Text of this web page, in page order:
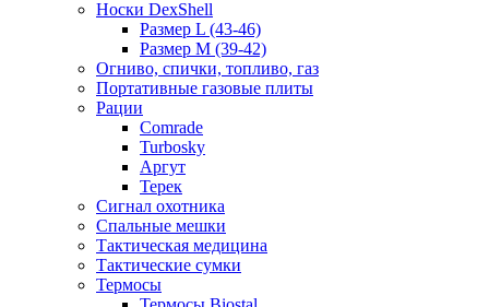
Носки DexShell
Размер L (43-46)
Размер M (39-42)
Огниво, спички, топливо, газ
Портативные газовые плиты
Рации
Comrade
Turbosky
Аргут
Терек
Сигнал охотника
Спальные мешки
Тактическая медицина
Тактические сумки
Термосы